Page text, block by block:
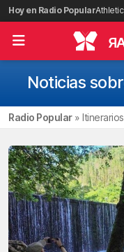
Saltar
al
contenido
Hoy en Radio Popular
R
Noticias
Radio Popular»